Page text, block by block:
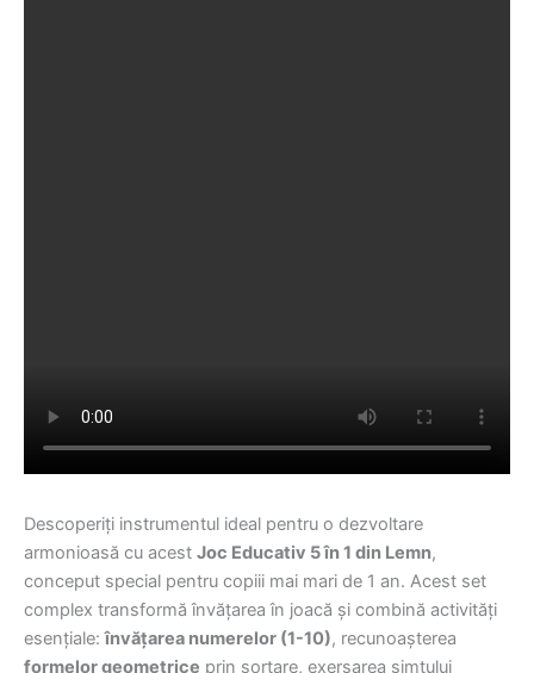
Descoperiți instrumentul ideal pentru o dezvoltare
armonioasă cu acest Joc Educativ 5 în 1 din Lemn,
conceput special pentru copiii mai mari de 1 an. Acest set
complex transformă învățarea în joacă și combină activități
esențiale:învățarea numerelor (1-10), recunoașterea
formelor geometrice prin sortare, exersarea simțului